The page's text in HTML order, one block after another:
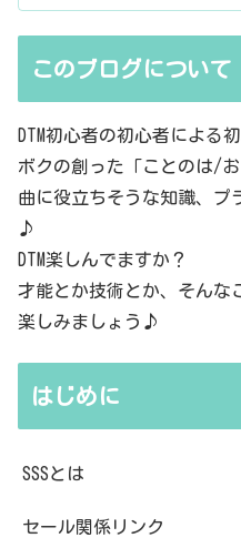
このブログについて
DTM初心者の初心者による
ボクの創った「ことのは/
曲に役立ちそうな知識、プ
♪
DTM楽しんでますか？
才能とか技術とか、そんな
楽しみましょう♪
はじめに
SSSとは
セール関係リンク